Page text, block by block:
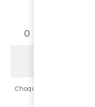
0
Choqué